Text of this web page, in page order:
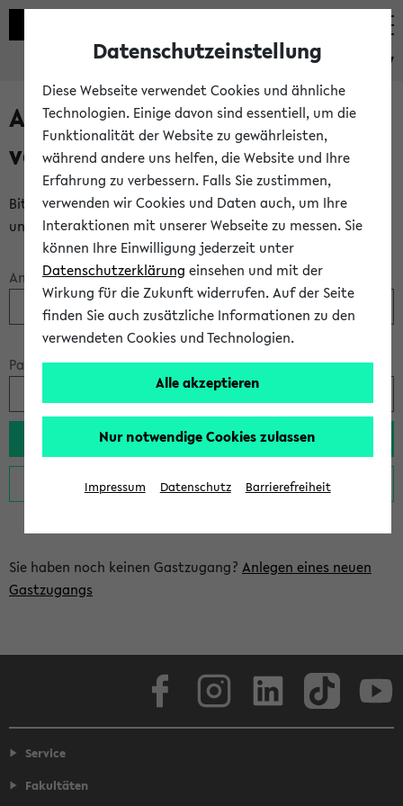
eKVV
Anmeldung über einen
vorhandenen Gastzugang
Bitte melden Sie sich am eKVV mit Ihrem Anmeldenamen
und Ihrem Passwort an:
Anmeldename:
Passwort:
Sie haben noch keinen Gastzugang? Anlegen eines neuen
Gastzugangs
Service
Fakultäten
Datenschutzeinstellung
Diese Webseite verwendet Cookies und ähnliche
Technologien. Einige davon sind essentiell, um die
Funktionalität der Website zu gewährleisten,
während andere uns helfen, die Website und Ihre
Erfahrung zu verbessern. Falls Sie zustimmen,
verwenden wir Cookies und Daten auch, um Ihre
Interaktionen mit unserer Webseite zu messen. Sie
können Ihre Einwilligung jederzeit unter
Datenschutzerklärung einsehen und mit der
Wirkung für die Zukunft widerrufen. Auf der Seite
finden Sie auch zusätzliche Informationen zu den
verwendeten Cookies und Technologien.
Alle akzeptieren
Nur notwendige Cookies zulassen
Impressum Datenschutz Barrierefreiheit